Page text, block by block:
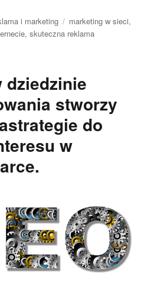
i marketing Tagi
marketing w sieci,
,skuteczna reklama
dziedzinie
stworzy
do
w